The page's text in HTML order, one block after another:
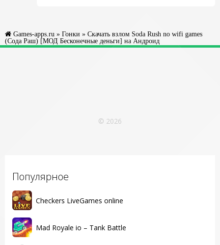
Популярное
Checkers LiveGames online
Mad Royale io – Tank Battle
Games-apps.ru » Гонки » Скачать взлом Soda Rush no wifi games
(Сода Раш) [МОД Бесконечные деньги] на Андроид
© 2026